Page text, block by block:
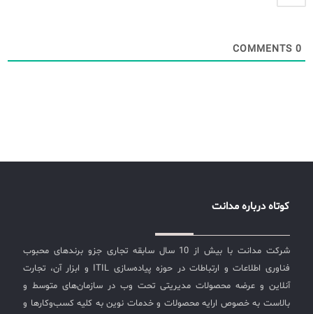
0
کوتاه درباره مدانت
شرکت مدانت با بیش از 10 سال سابقه تجاری جزو برندهای محبوب
فناوری اطلاعات و ارتباطات در حوزه پیاده‌سازی ITIL و ابزار آن، تجارت
آنلاین و عرضه محصولات مدیریتی تحت وب در سازمان‌های متوسط و
بالاست به خصوص ارایه محصولات و خدمات نوین به کلیه کسب‌وکارها و